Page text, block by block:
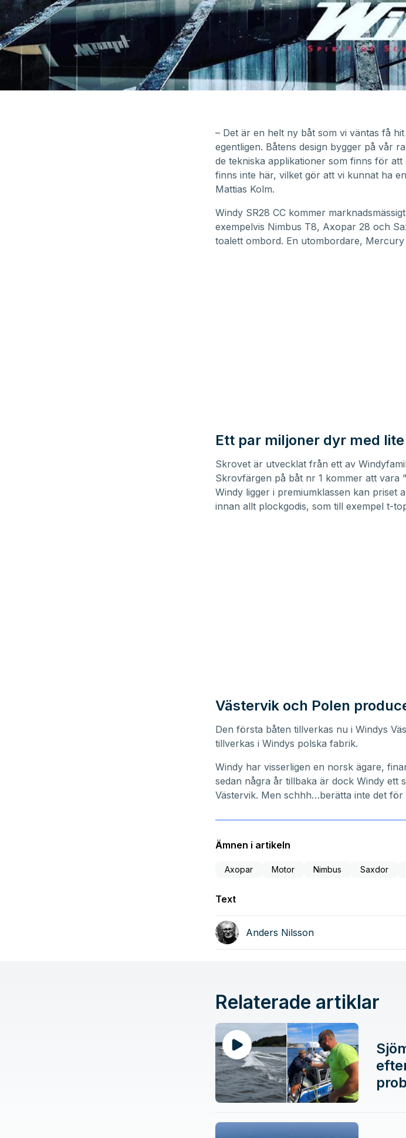
– Det är en helt ny båt som vi väntas få
egentligen. Båtens design bygger på vår
de tekniska applikationer som finns för
finns inte här, vilket gör att vi kunnat ha
Mattias Kolm.
Windy SR28 CC kommer
exempelvis Nimbus T8, Axopar 28 och
toalett ombord. En utombordare,
Ett par miljoner dyr med
Skrovet är utvecklat från ett av
Skrovfärgen på båt nr 1 kommer att vara
Windy ligger i premiumklassen kan priset
innan allt plockgodis, som till exempel t-
Västervik och Polen
Den första båten tillverkas nu i Windys
tillverkas i Windys polska fabrik.
Windy har visserligen en norsk ägare,
sedan några år tillbaka är dock Windy ett
Västervik. Men schhh…berätta inte det
Ämnen i artikeln
Axopar Motor Nimbus Saxdor
Text
Anders Nilsson
Relaterade artiklar